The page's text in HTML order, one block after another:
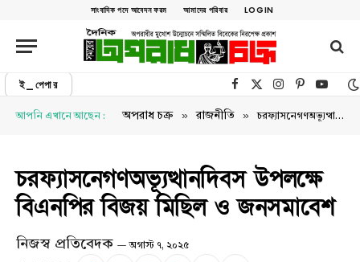
সাংবাদিক পদে আবেদন ফরম আমাদের পরিবার LOGIN
ই_পেপার Facebook
X (Twitter)Instagram
Pinterest
আপনি এখানে আছেন : অপরাধ চক্র » রাজনীতি » চরফ্যাসনেগণঅভ্যূত্থানদিবস উপলক্ষে বিএনপির বিজয় মিছিল ও জনসমাবেশ
চরফ্যাসনেগণঅভ্যূত্থানদিবস উপলক্ষে
বিএনপির বিজয় মিছিল ও জনসমাবেশ
নিজস্ব প্রতিবেদক অগাস্ট ৭, ২০২৫